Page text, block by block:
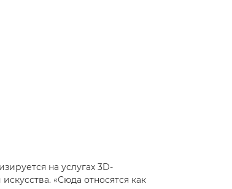
на услугах 3D-
«Сюда относятся как